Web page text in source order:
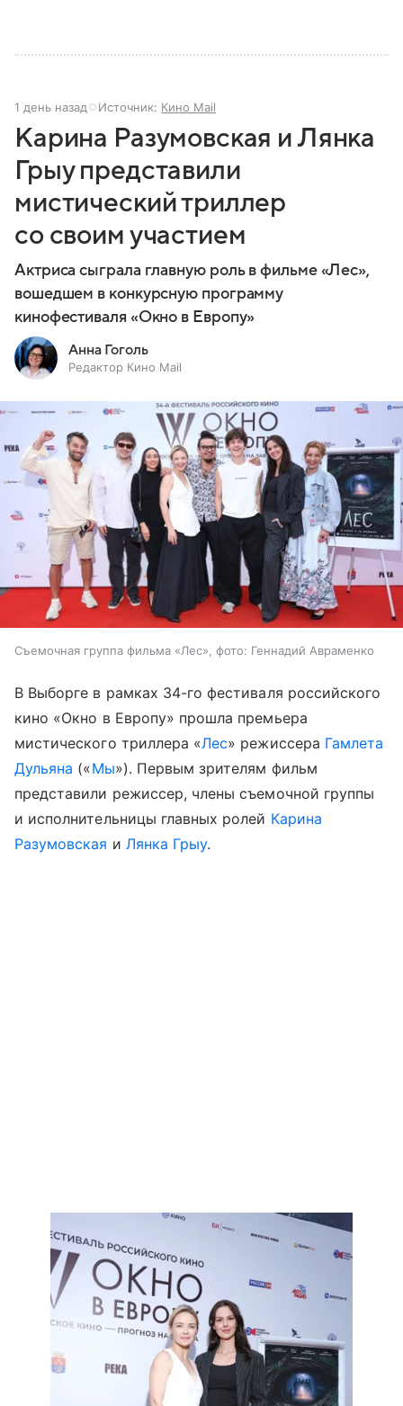
1 день назад Источник: Кино Mail
Карина Разумовская и Лянка
Грыу представили
мистический триллер
со своим участием
Актриса сыграла главную роль в фильме «Лес»,
вошедшем в конкурсную программу
кинофестиваля «Окно в Европу»
Анна Гоголь
Редактор Кино Mail
Съемочная группа фильма «Лес», фото: Геннадий Авраменко
В Выборге в рамках 34-го фестиваля российского
кино «Окно в Европу» прошла премьера
мистического триллера «Лес» режиссера Гамлета
Дульяна («Мы»). Первым зрителям фильм
представили режиссер, члены съемочной группы
и исполнительницы главных ролей Карина
Разумовская и Лянка Грыу.